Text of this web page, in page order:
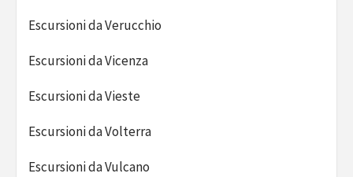
Escursioni da Verucchio
Escursioni da Vicenza
Escursioni da Vieste
Escursioni da Volterra
Escursioni da Vulcano